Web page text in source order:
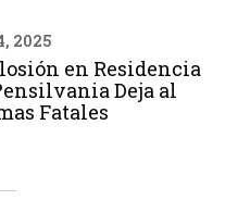
2025
en Residencia
Deja al
Fatales